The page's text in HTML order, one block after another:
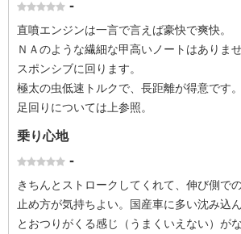
-
直噴エンジンは一言で言えば豪快で爽快。
ＮＡのような繊細な甲高いノートはありま
スポンシブに回ります。
極太の虫低速トルクで、長距離が得意です。
足回りについては上参照。
乗り心地
-
きちんとストロークしてくれて、伸び側で
止め方が気持ちよい。国産車に多い沈み込
とおつりがくる感じ（うまくいえない）が